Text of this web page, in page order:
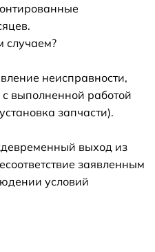
случаем?
неисправности,
выполненной работой
запчасти).
выход из
заявленным
условий